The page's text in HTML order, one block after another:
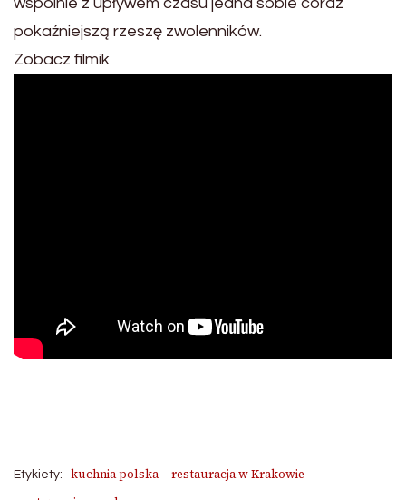
pokaźniejszą rzeszę zwolenników.
Zobacz filmik
Etykiety: kuchnia polska
restauracja w Krakowie